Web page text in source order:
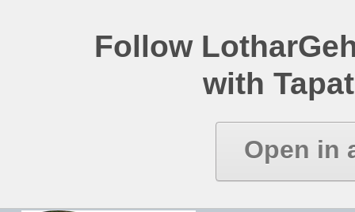
Follow
with
Open in